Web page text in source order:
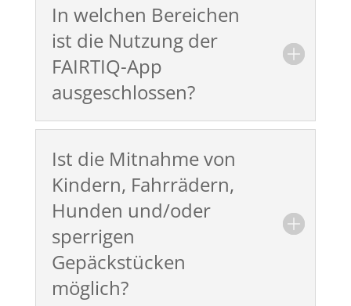
In welchen Bereichen
ist die Nutzung der
FAIRTIQ-App
ausgeschlossen?
Ist die Mitnahme von
Kindern, Fahrrädern,
Hunden und/oder
sperrigen
Gepäckstücken
möglich?